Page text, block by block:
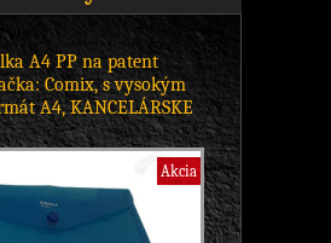
A4 PP na patent
Comix, s vysokým
A4, KANCELÁRSKE
Akcia